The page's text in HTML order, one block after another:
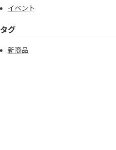
イベント
タグ
新商品